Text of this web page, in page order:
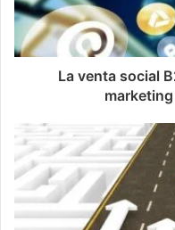
La venta social